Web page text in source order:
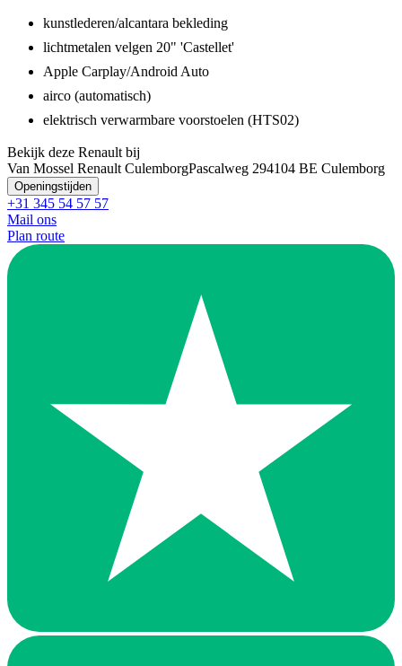
kunstlederen/alcantara bekleding
lichtmetalen velgen 20" 'Castellet'
Apple Carplay/Android Auto
airco (automatisch)
elektrisch verwarmbare voorstoelen (HTS02)
Bekijk deze Renault bij
Van Mossel Renault CulemborgPascalweg 294104 BE Culemborg
Openingstijden
+31 345 54 57 57
Mail ons
Plan route